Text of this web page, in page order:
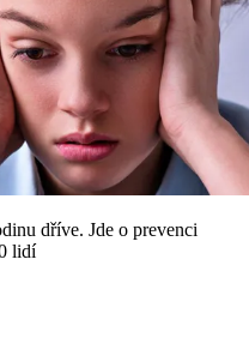
dříve. Jde o prevenci
lidí